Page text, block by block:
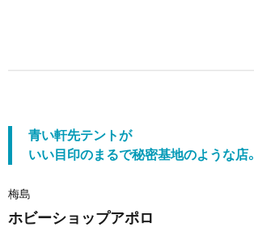
青い軒先テントが
いい目印のまるで秘密基地のような店。
梅島
ホビーショップアポロ